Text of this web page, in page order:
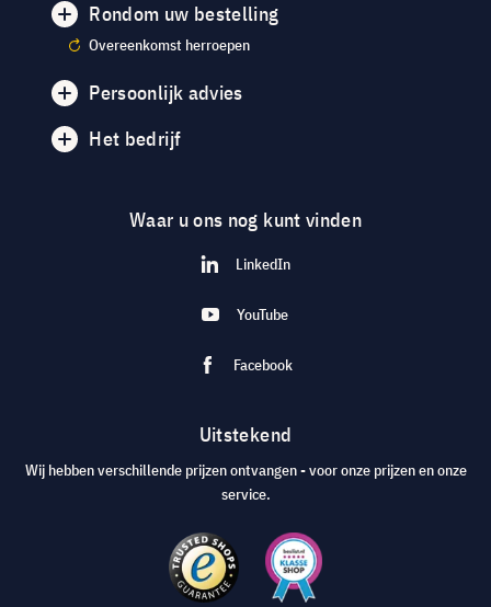
Rondom uw bestelling
Overeenkomst herroepen
Persoonlijk advies
Het bedrijf
Waar u ons nog kunt vinden
LinkedIn
YouTube
Facebook
Uitstekend
Wij hebben verschillende prijzen ontvangen - voor onze prijzen en onze
service.